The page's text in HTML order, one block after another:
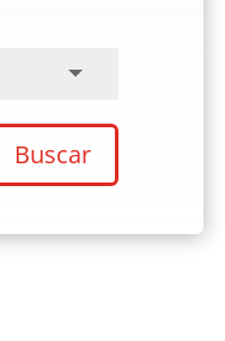
Buscar